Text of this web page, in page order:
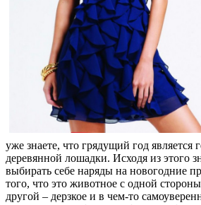
уже знаете, что грядущий год является
деревянной лошадки. Исходя из этого
выбирать себе наряды на новогодние
того, что это животное с одной
другой – дерзкое и в чем-то